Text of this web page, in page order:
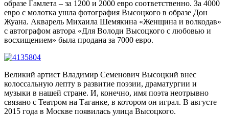
образе Гамлета ­– за 1200 и 2000 евро соответственно. За 4000
евро с молотка ушла фотография Высоцкого в образе Дон
Жуана. Акварель Михаила Шемякина «Женщина и волкодав»
с автографом автора «Для Володи Высоцкого с любовью и
восхищением» была продана за 7000 евро.
Великий артист Владимир Семенович Высоцкий внес
колоссальную лепту в развитие поэзии, драматургии и
музыки в нашей стране. И, конечно, имя поэта неотрывно
связано с Театром на Таганке, в котором он играл. В августе
2015 года в Москве появилась улица Высоцкого.